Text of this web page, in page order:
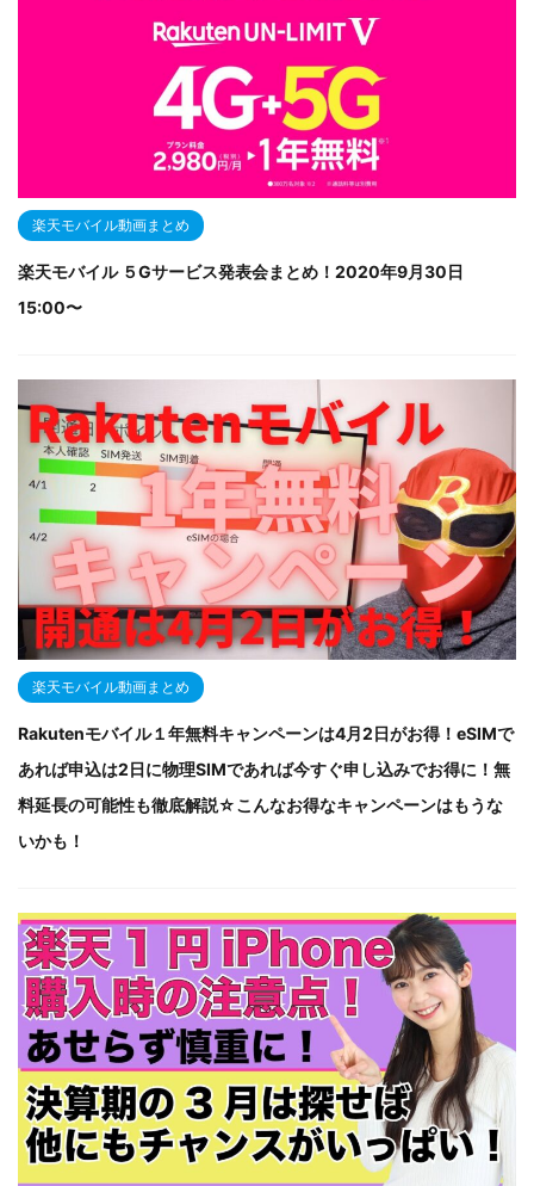
楽天モバイル動画まとめ
楽天モバイル ５Gサービス発表会まとめ！2020年9月30日
15:00〜
楽天モバイル動画まとめ
Rakutenモバイル１年無料キャンペーンは4月2日がお得！eSIMで
あれば申込は2日に物理SIMであれば今すぐ申し込みでお得に！無
料延長の可能性も徹底解説☆こんなお得なキャンペーンはもうな
いかも！